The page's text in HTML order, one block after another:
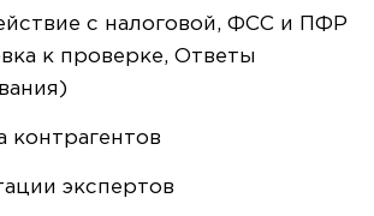
с налоговой, ФСС и ПФР
к проверке, Ответы
контрагентов
экспертов